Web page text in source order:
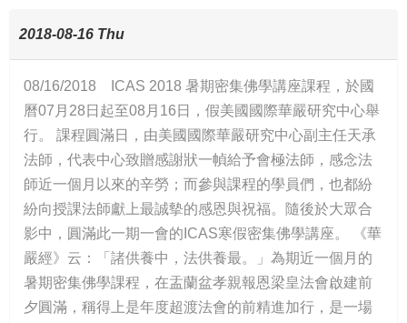
2018-08-16 Thu
08/16/2018 ICAS 2018 暑期密集佛學講座課程，於國
曆07月28日起至08月16日，假美國國際華嚴研究中心舉
行。 課程圓滿日，由美國國際華嚴研究中心副主任天承
法師，代表中心致贈感謝狀一幀給予會極法師，感念法
師近一個月以來的辛勞；而參與課程的學員們，也都紛
紛向授課法師獻上最誠摰的感恩與祝福。隨後於大眾合
影中，圓滿此一期一會的ICAS寒假密集佛學講座。 《華
嚴經》云：「諸供養中，法供養最。」為期近一個月的
暑期密集佛學課程，在盂蘭盆孝親報恩梁皇法會啟建前
夕圓滿，稱得上是年度超渡法會的前精進加行，是一場